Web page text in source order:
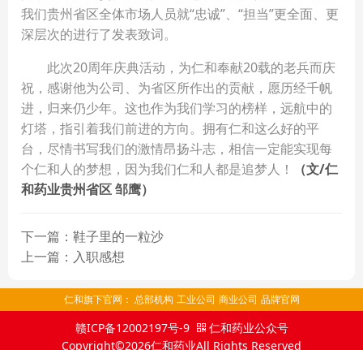
我们贵州省区全体市场人员就“忠诚”、“担当”更全面、更
深层次的进行了发表致词。
此次20周年庆典活动，为仁和奉献20载的老兵而庆
祝，感谢他为公司、为省区所作出的贡献，愿历经千帆
进，归来仍少年。这也作为我们学习的榜样，远航中的
灯塔，指引着我们前进的方向。拥有仁和这么好的平
台，尽情书写我们的激情昂扬斗志，相信一定能实现每
个仁和人的梦想，因为我们仁和人都是追梦人！
（文/仁
和药业贵州省区邹鹰）
下一篇：鞋子里的一粒沙
上一篇：入职感想
仁和旗下官网： 总部机构 工业公司 商业公司 品牌官网
赣ICP备12002197号-9
仁和药业公众号
Copyright©2026仁和药业All Rights Reserved